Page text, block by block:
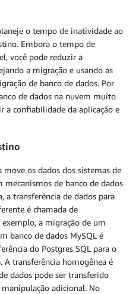
o tempo de inatividade ao
Embora o tempo de
você pode reduzir a
a migração e usando as
de banco de dados. Por
de dados na nuvem muito
a confiabilidade da aplicação e
os dados dos sistemas de
de banco de dados
a transferência de dados para
é chamada de
a migração de um
banco de dados MySQL é
do Postgres SQL para o
A transferência homogênea é
dados pode ser transferido
adicional. No